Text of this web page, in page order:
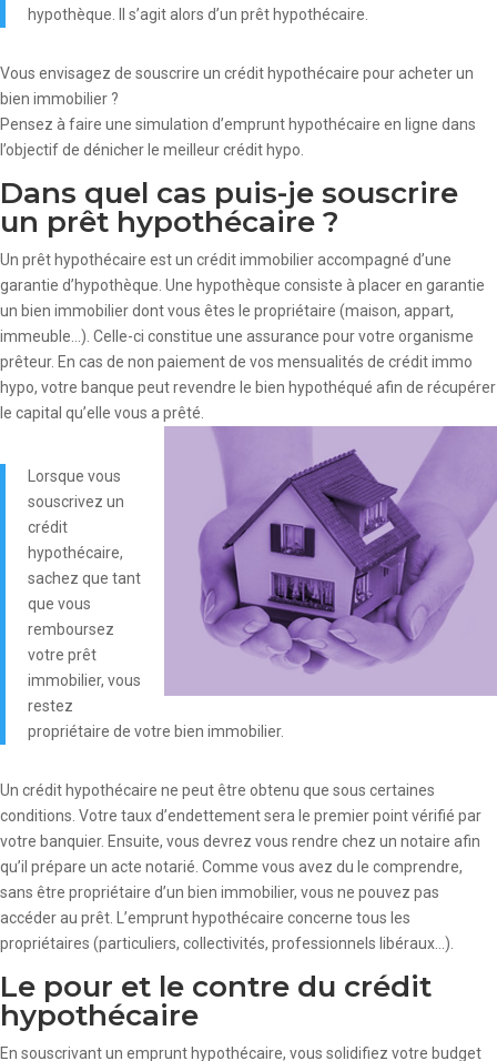
hypothèque. Il s’agit alors d’un prêt hypothécaire.
Vous envisagez de souscrire un crédit hypothécaire pour acheter un
bien immobilier ?
Pensez à faire une simulation d’emprunt hypothécaire en ligne dans
l’objectif de dénicher le meilleur crédit hypo.
Dans quel cas puis-je souscrire
un prêt hypothécaire ?
Un prêt hypothécaire est un crédit immobilier accompagné d’une
garantie d’hypothèque. Une hypothèque consiste à placer en garantie
un bien immobilier dont vous êtes le propriétaire (maison, appart,
immeuble…). Celle-ci constitue une assurance pour votre organisme
prêteur. En cas de non paiement de vos mensualités de crédit immo
hypo, votre banque peut revendre le bien hypothéqué afin de récupérer
le capital qu’elle vous a prêté.
Lorsque vous
souscrivez un
crédit
hypothécaire,
sachez que tant
que vous
remboursez
votre prêt
immobilier, vous
restez
propriétaire de votre bien immobilier.
Un crédit hypothécaire ne peut être obtenu que sous certaines
conditions. Votre taux d’endettement sera le premier point vérifié par
votre banquier. Ensuite, vous devrez vous rendre chez un notaire afin
qu’il prépare un acte notarié. Comme vous avez du le comprendre,
sans être propriétaire d’un bien immobilier, vous ne pouvez pas
accéder au prêt. L’emprunt hypothécaire concerne tous les
propriétaires (particuliers, collectivités, professionnels libéraux…).
Le pour et le contre du crédit
hypothécaire
En souscrivant un emprunt hypothécaire, vous solidifiez votre budget